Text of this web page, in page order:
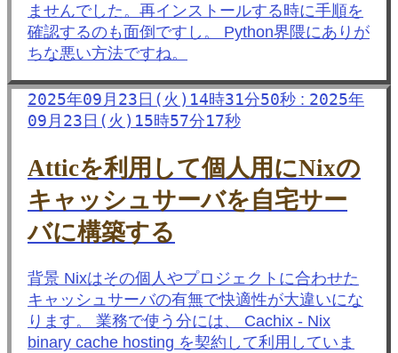
ませんでした。再インストールする時に手順を
確認するのも面倒ですし。 Python界隈にありが
ちな悪い方法ですね。
2025年09月23日(火)14時31分50秒 : 2025年
09月23日(火)15時57分17秒
Atticを利用して個人用にNixの
キャッシュサーバを自宅サー
バに構築する
背景 Nixはその個人やプロジェクトに合わせた
キャッシュサーバの有無で快適性が大違いにな
ります。 業務で使う分には、 Cachix - Nix
binary cache hosting を契約して利用していま